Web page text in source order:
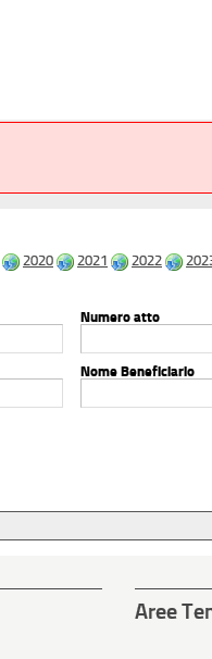
2020 2021 2022
Numero atto
Nome Beneficiario
Aree